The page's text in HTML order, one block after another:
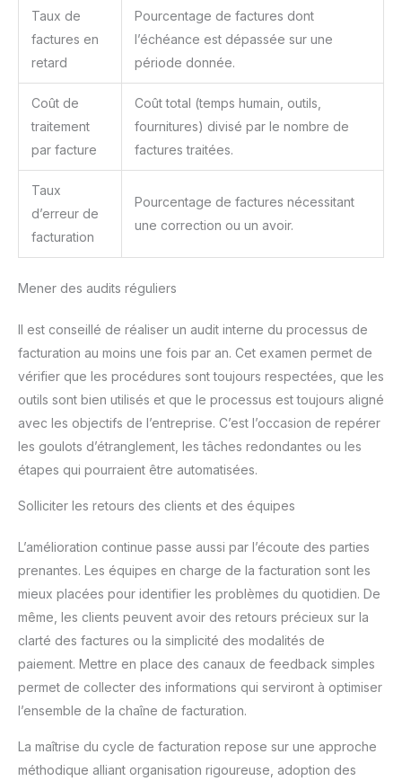
Taux de
factures en
retard
Pourcentage de factures dont
l’échéance est dépassée sur une
période donnée.
Coût de
traitement
par facture
Coût total (temps humain, outils,
fournitures) divisé par le nombre de
factures traitées.
Taux
d’erreur de
facturation
Pourcentage de factures nécessitant
une correction ou un avoir.
Mener des audits réguliers
Il est conseillé de réaliser un audit interne du processus de
facturation au moins une fois par an. Cet examen permet de
vérifier que les procédures sont toujours respectées, que les
outils sont bien utilisés et que le processus est toujours aligné
avec les objectifs de l’entreprise. C’est l’occasion de repérer
les goulots d’étranglement, les tâches redondantes ou les
étapes qui pourraient être automatisées.
Solliciter les retours des clients et des équipes
L’amélioration continue passe aussi par l’écoute des parties
prenantes. Les équipes en charge de la facturation sont les
mieux placées pour identifier les problèmes du quotidien. De
même, les clients peuvent avoir des retours précieux sur la
clarté des factures ou la simplicité des modalités de
paiement. Mettre en place des canaux de feedback simples
permet de collecter des informations qui serviront à optimiser
l’ensemble de la chaîne de facturation.
La maîtrise du cycle de facturation repose sur une approche
méthodique alliant organisation rigoureuse, adoption des